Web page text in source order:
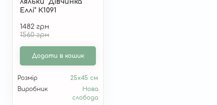
ляльки "Дівчинка
Еллі" К1091
1482 грн
1560 грн
Додати в кошик
Розмір
25x45 см
Виробник
Нова
слобода